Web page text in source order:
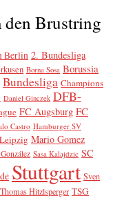
den Brustring
Berlin 2. Bundesliga
Borna Sosa Borussia
Bundesliga Champions
Daniel Ginczek DFB-
FC Augsburg FC
Castro Hamburger SV
Leipzig Mario Gomez
Sasa Kalajdzic SC
Stuttgart Sven
Thomas Hitzlsperger TSG